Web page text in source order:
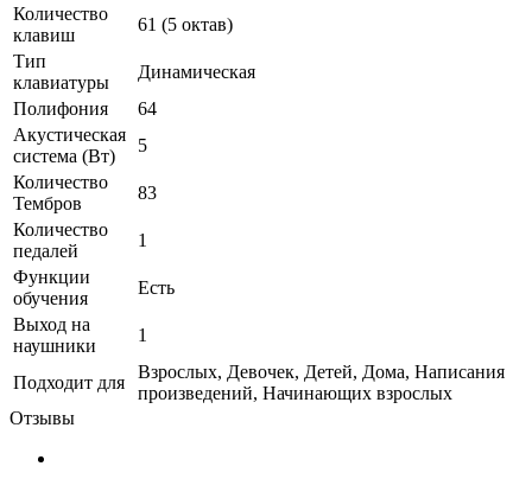
Количество
клавиш
61 (5 октав)
Тип
клавиатуры
Динамическая
Полифония
64
Акустическая
система (Вт)
5
Количество
Тембров
83
Количество
педалей
1
Функции
обучения
Есть
Выход на
наушники
1
Подходит для
Взрослых, Девочек, Детей, Дома, Написания
произведений, Начинающих взрослых
Отзывы